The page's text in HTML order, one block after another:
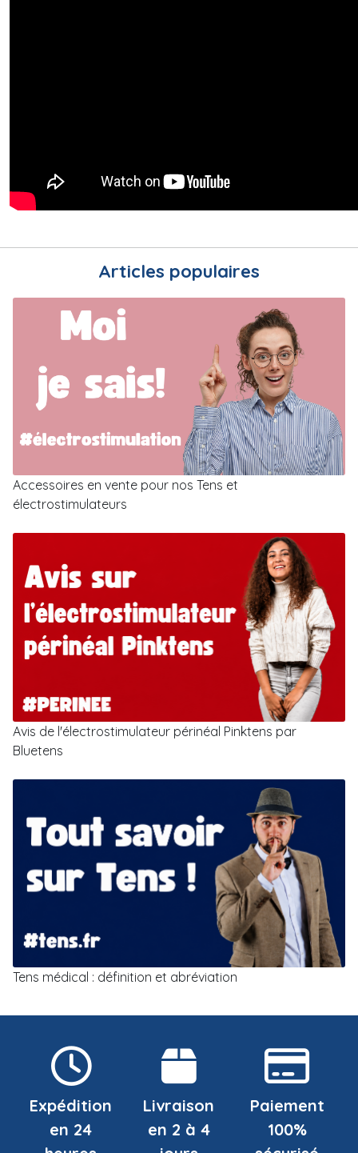
Articles populaires
Accessoires en vente pour nos Tens et
électrostimulateurs
Avis de l'électrostimulateur périnéal Pinktens par
Bluetens
Tens médical : définition et abréviation
Expédition
en 24
Livraison
en 2 à 4
Paiement
100%